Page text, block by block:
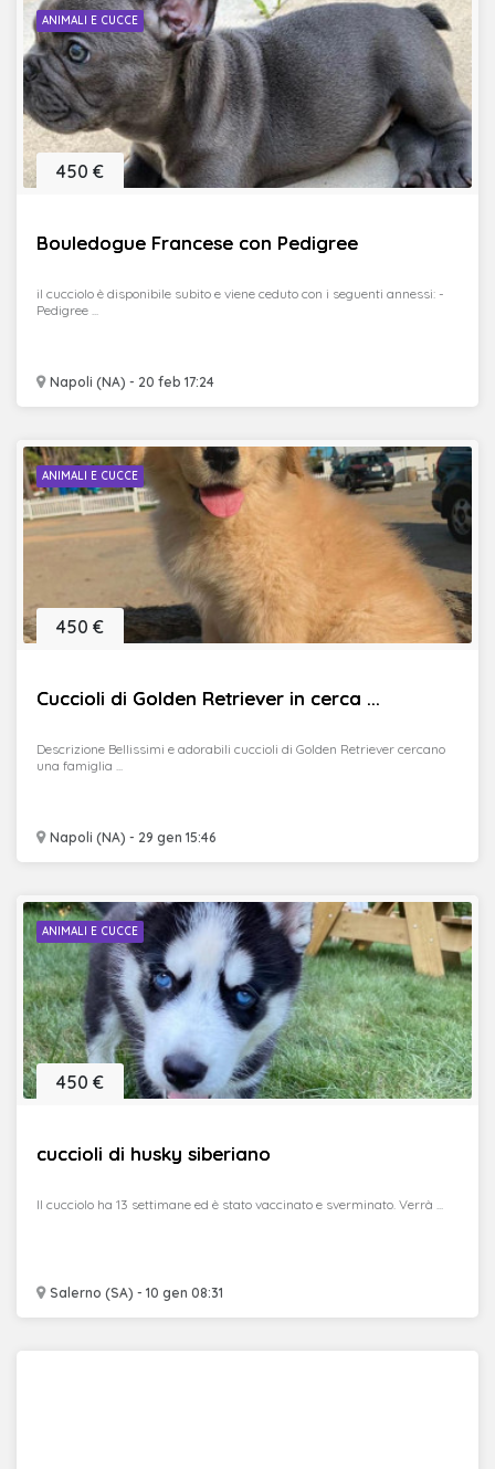
ANIMALI E CUCCE
Bouledogue Francese con Pedigree
Napoli (NA) - 20 feb 17:24
450 €
il cucciolo è disponibile subito e viene ceduto con i seguenti annessi: -
Pedigree ...
ANIMALI E CUCCE
Cuccioli di Golden Retriever in cerca ...
Napoli (NA) - 29 gen 15:46
450 €
Descrizione Bellissimi e adorabili cuccioli di Golden Retriever cercano
una famiglia ...
ANIMALI E CUCCE
cuccioli di husky siberiano
Salerno (SA) - 10 gen 08:31
450 €
Il cucciolo ha 13 settimane ed è stato vaccinato e sverminato. Verrà ...